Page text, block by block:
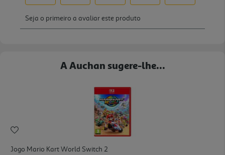
A Auchan sugere-lhe...
Jogo Mario Kart World Switch 2